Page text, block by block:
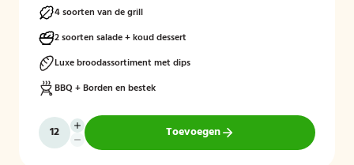
met een bezorgpakket: wij zorgen dat alles klopt.
4 soorten van de grill
2 soorten salade + koud dessert
Luxe broodassortiment met dips
BBQ + Borden en bestek
Toevoegen